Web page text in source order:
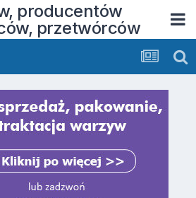
producentów
przetwórców